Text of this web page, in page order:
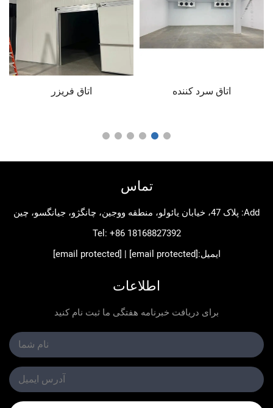
سرد کننده
Tel:+86 18168827392
|
[email protected]
برای دریافت خبرنامه هفتگی ما ثبت نام کنید